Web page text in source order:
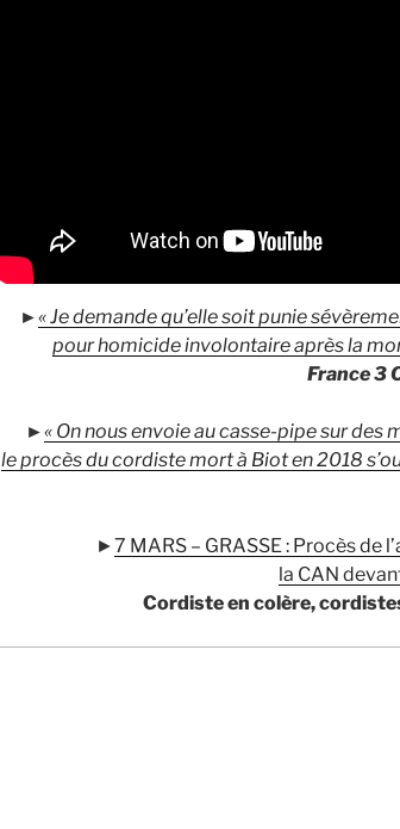
►« Je demande qu’elle soit punie
pour homicide involontaire après la
France 3
►« On nous envoie au casse-pipe sur des
le procès du cordiste mort à Biot en 2018
►7 MARS – GRASSE : Procès de
la CAN
Cordiste en colère,